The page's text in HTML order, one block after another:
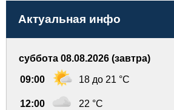
Актуальная инфо
суббота 08.08.2026 (завтра)
09:00 18 до 21 °C
12:00 22 °C